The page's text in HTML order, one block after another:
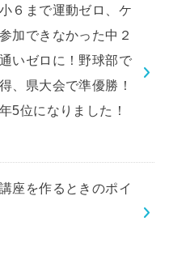
６まで運動ゼロ、ケ
加できなかった中２
いゼロに！野球部で
、県大会で準優勝！
5位になりました！
座を作るときのポイ